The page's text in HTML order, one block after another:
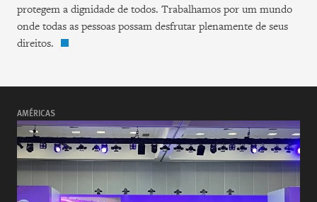
protegem a dignidade de todos. Trabalhamos por um mundo
onde todas as pessoas possam desfrutar plenamente de seus
direitos.
AMÉRICAS